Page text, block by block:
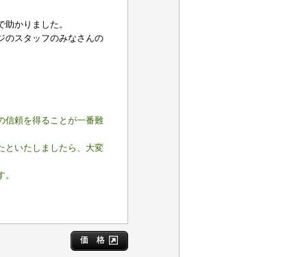
かりました。
のスタッフのみなさんの
信頼を得ることが一番難
といたしましたら、大変
価 格